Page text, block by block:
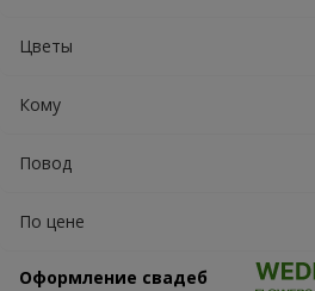
Цветы
Кому
Повод
По цене
Оформление свадеб